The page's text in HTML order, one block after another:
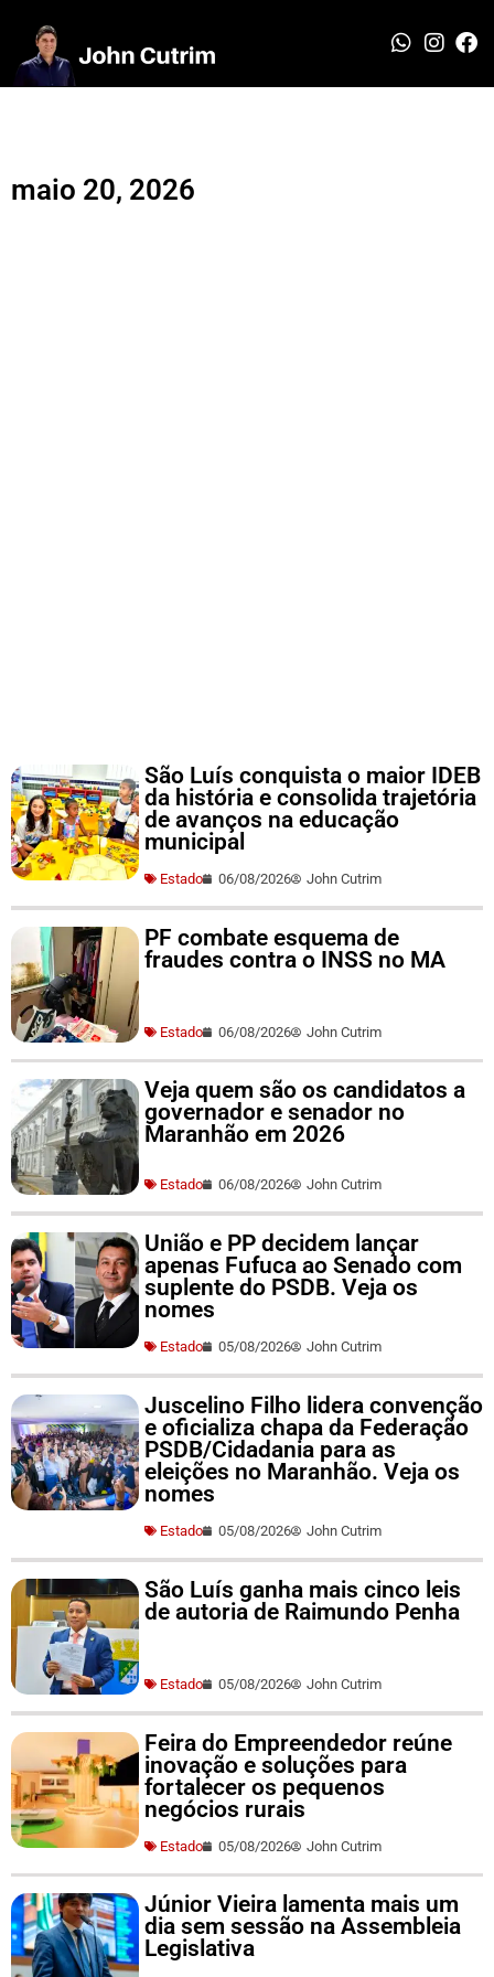
maio 20, 2026
São Luís conquista o maior IDEB
da história e consolida trajetória
de avanços na educação
municipal
Estado 06/08/2026 John Cutrim
PF combate esquema de
fraudes contra o INSS no MA
Estado 06/08/2026 John Cutrim
Veja quem são os candidatos a
governador e senador no
Maranhão em 2026
Estado 06/08/2026 John Cutrim
União e PP decidem lançar
apenas Fufuca ao Senado com
suplente do PSDB. Veja os
nomes
Estado 05/08/2026 John Cutrim
Juscelino Filho lidera convenção
e oficializa chapa da Federação
PSDB/Cidadania para as
eleições no Maranhão. Veja os
nomes
Estado 05/08/2026 John Cutrim
São Luís ganha mais cinco leis
de autoria de Raimundo Penha
Estado 05/08/2026 John Cutrim
Feira do Empreendedor reúne
inovação e soluções para
fortalecer os pequenos
negócios rurais
Estado 05/08/2026 John Cutrim
Júnior Vieira lamenta mais um
dia sem sessão na Assembleia
Legislativa